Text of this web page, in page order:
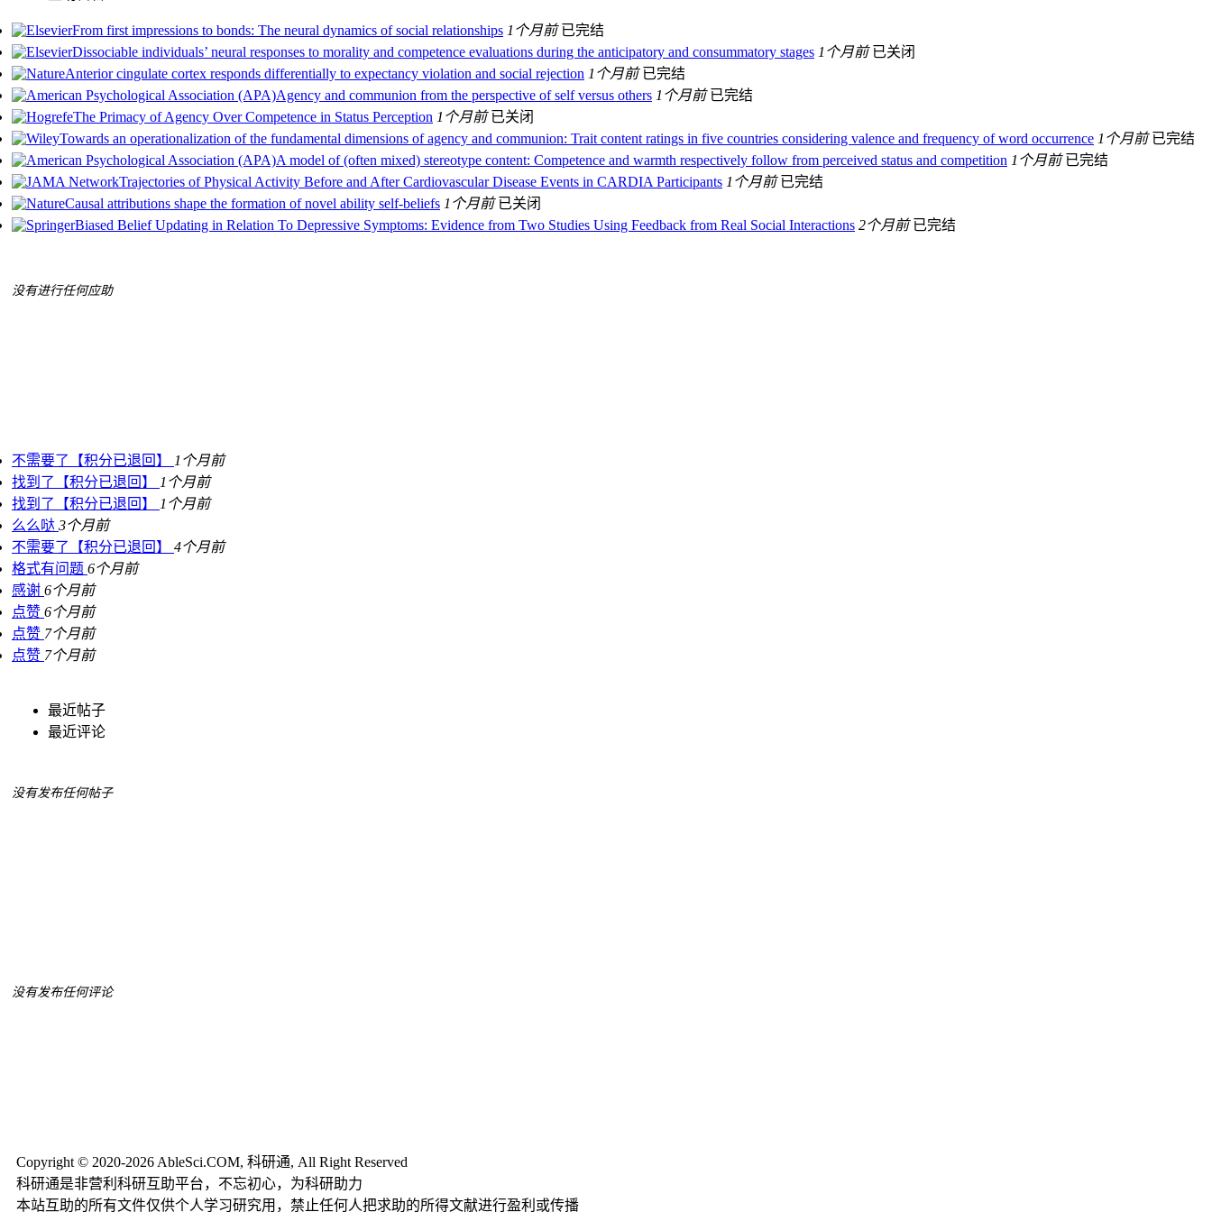
From first impressions to bonds: The neural dynamics of social relationships 1个月前 已完结
Dissociable individuals’ neural responses to morality and competence evaluations during the anticipatory and consummatory stages 1个月前 已关闭
Anterior cingulate cortex responds differentially to expectancy violation and social rejection 1个月前 已完结
Agency and communion from the perspective of self versus others 1个月前 已完结
The Primacy of Agency Over Competence in Status Perception 1个月前 已关闭
Towards an operationalization of the fundamental dimensions of agency and communion: Trait content ratings in five countries considering valence and frequency of word occurrence 1个月前 已完结
A model of (often mixed) stereotype content: Competence and warmth respectively follow from perceived status and competition 1个月前 已完结
Trajectories of Physical Activity Before and After Cardiovascular Disease Events in CARDIA Participants 1个月前 已完结
Causal attributions shape the formation of novel ability self-beliefs 1个月前 已关闭
Biased Belief Updating in Relation To Depressive Symptoms: Evidence from Two Studies Using Feedback from Real Social Interactions 2个月前 已完结
没有进行任何应助
不需要了【积分已退回】
1个月前
找到了【积分已退回】
1个月前
找到了【积分已退回】
1个月前
么么哒 3个月前
不需要了【积分已退回】 4个月前
格式有问题 6个月前
感谢 6个月前
点赞 6个月前
点赞 7个月前
点赞 7个月前
最近帖子
最近评论
没有发布任何帖子
没有发布任何评论
Copyright © 2020-2026 AbleSci.COM, 科研通, All Right Reserved
科研通是非营利科研互助平台，不忘初心，为科研助力
本站互助的所有文件仅供个人学习研究用，禁止任何人把求助的所得文献进行盈利或传播